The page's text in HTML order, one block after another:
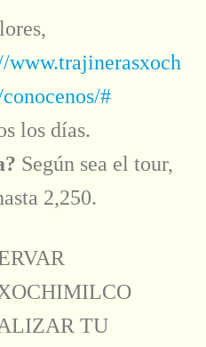
www.trajinerasxoch
#
los días.
Según sea el tour,
2,250.
TU